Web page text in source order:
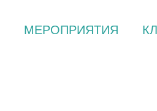
МЕРОПРИЯТИЯ